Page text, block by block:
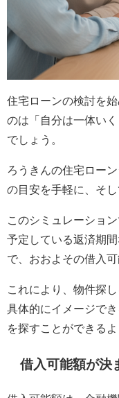
住宅ローンの検討を
のは「自分は一体い
でしょう。
ろうきんの住宅ロー
の目安を手軽に、そ
このシミュレーショ
予定している返済期
で、おおよその借入
これにより、物件探
具体的にイメージで
を探すことができるよ
借入可能額が決